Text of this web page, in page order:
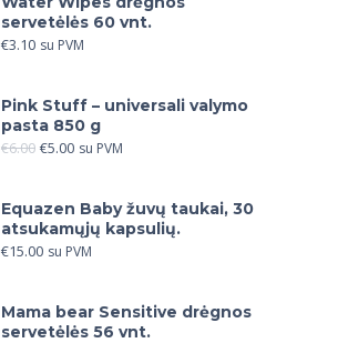
servetėlės 60 vnt.
€3.10 su PVM
Pink Stuff – universali valymo
pasta 850 g
€6.00 €5.00 su PVM
Equazen Baby žuvų taukai, 30
atsukamųjų kapsulių.
€15.00 su PVM
Mama bear Sensitive drėgnos
servetėlės 56 vnt.